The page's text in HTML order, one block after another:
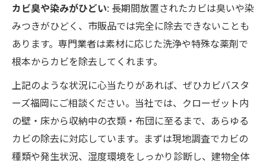
カビ臭や染みがひどい: 長期間放置されたカビは臭いや染
みつきがひどく、市販品では完全に除去できないことも
あります。専門業者は素材に応じた洗浄や特殊な薬剤で
根本からカビを除去してくれます。
上記のような状況に心当たりがあれば、ぜひカビバスタ
ーズ福岡にご相談ください。当社では、クローゼット内
の壁・床から収納中の衣類・布団に至るまで、あらゆる
カビの除去に対応しています。まずは現地調査でカビの
種類や発生状況、湿度環境をしっかり診断し、建物全体